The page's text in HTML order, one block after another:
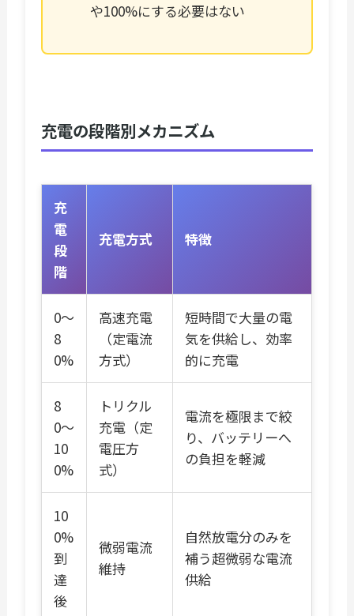
や100%にする必要はない
充電の段階別メカニズム
充
電
段
階
充電方式 特徴
0〜
8
0%
高速充電
（定電流
方式）
短時間で大量の電
気を供給し、効率
的に充電
8
0〜
10
0%
トリクル
充電（定
電圧方
式）
電流を極限まで絞
り、バッテリーへ
の負担を軽減
10
0%
到
達
後
微弱電流
維持
自然放電分のみを
補う超微弱な電流
供給